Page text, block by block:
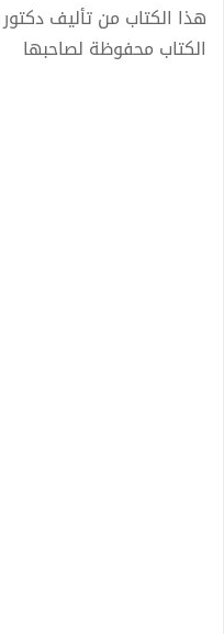
هذا الكتاب من تأليف
الكتاب محفوظة لصاحبها